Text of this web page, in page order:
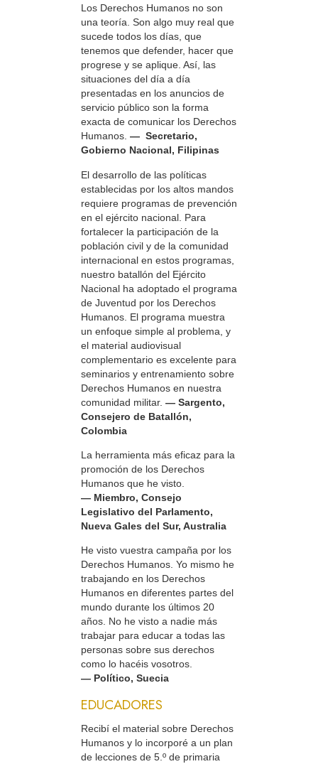
Los Derechos Humanos no son
una teoría. Son algo muy real que
sucede todos los días, que
tenemos que defender, hacer que
progrese y se aplique. Así, las
situaciones del día a día
presentadas en los anuncios de
servicio público son la forma
exacta de comunicar los Derechos
Humanos. — Secretario,
Gobierno Nacional, Filipinas
El desarrollo de las políticas
establecidas por los altos mandos
requiere programas de prevención
en el ejército nacional. Para
fortalecer la participación de la
población civil y de la comunidad
internacional en estos programas,
nuestro batallón del Ejército
Nacional ha adoptado el programa
de Juventud por los Derechos
Humanos. El programa muestra
un enfoque simple al problema, y
el material audiovisual
complementario es excelente para
seminarios y entrenamiento sobre
Derechos Humanos en nuestra
comunidad militar. — Sargento,
Consejero de Batallón,
Colombia
La herramienta más eficaz para la
promoción de los Derechos
Humanos que he visto.
— Miembro, Consejo
Legislativo del Parlamento,
Nueva Gales del Sur, Australia
He visto vuestra campaña por los
Derechos Humanos. Yo mismo he
trabajando en los Derechos
Humanos en diferentes partes del
mundo durante los últimos 20
años. No he visto a nadie más
trabajar para educar a todas las
personas sobre sus derechos
como lo hacéis vosotros.
— Político, Suecia
EDUCADORES
Recibí el material sobre Derechos
Humanos y lo incorporé a un plan
de lecciones de 5.º de primaria